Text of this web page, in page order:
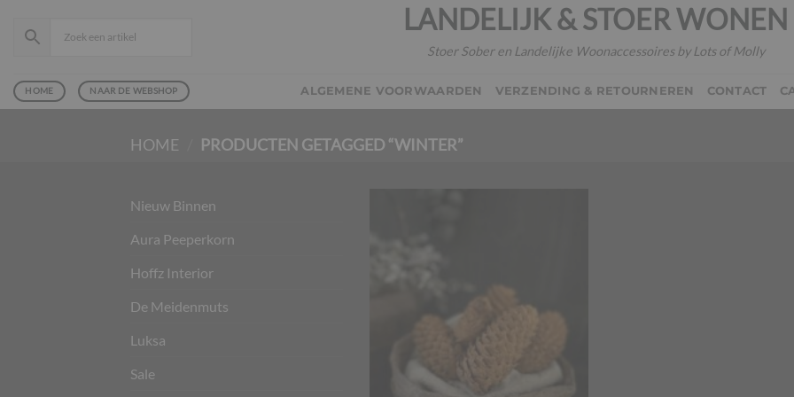
naar
LANDELIJK & STOER WONEN
Stoer Sober en Landelijke Woonaccessoires by Lots of Molly
HOME NAAR DE WEBSHOP ALGEMENE VOORWAARDEN VERZENDING & RETOURNEREN CONTACT
HOME PRODUCTEN GETAGGED “WINTER”
Nieuw Binnen
Aura Peeperkorn
Hoffz Interior
De Meidenmuts
Luksa
Sale